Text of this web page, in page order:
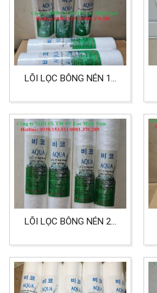
LÕI LỌC BÔNG NÉN 10
NƯỚC, THỰC PHẨM
LÕI LỌC BÔNG NÉN 20
CHO LỌC NƯỚC